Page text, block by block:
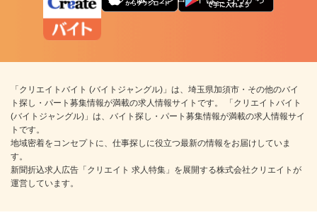
「クリエイトバイト (バイトジャングル)」は、埼玉県加須市・その他のバイ
ト探し・パート募集情報が満載の求人情報サイトです。 「クリエイトバイト
(バイトジャングル)」は、バイト探し・パート募集情報が満載の求人情報サイ
トです。
地域密着をコンセプトに、仕事探しに役立つ最新の情報をお届けしていま
す。
新聞折込求人広告「クリエイト 求人特集」を展開する株式会社クリエイトが
運営しています。